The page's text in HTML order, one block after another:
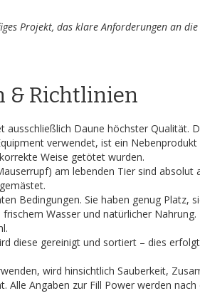
Projekt, das klare Anforderungen an
& Richtlinien
ausschließlich Daune höchster Qualität.
verwendet, ist ein
Weise getötet wurden.
am lebenden Tier sind absolut
Bedingungen. Sie haben genug Platz,
frischem Wasser und natürlicher
diese gereinigt und sortiert – dies
wird hinsichtlich Sauberkeit,
Alle Angaben zur Fill Power werden